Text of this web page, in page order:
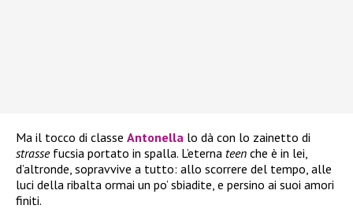
Ma il tocco di classe Antonella lo dà con lo zainetto di
strassefucsia portato in spalla. L’eterna teen che è in lei,
d’altronde, sopravvive a tutto: allo scorrere del tempo, alle
luci della ribalta ormai un po’ sbiadite, e persino ai suoi amori
finiti.